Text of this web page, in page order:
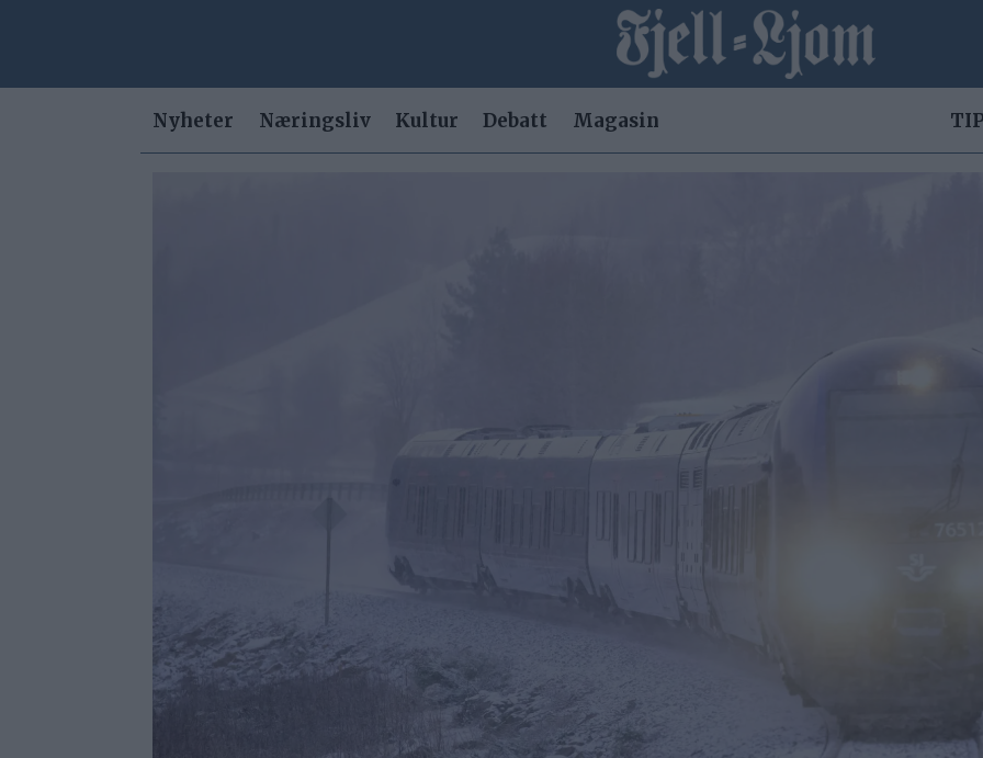
Nyheter Næringsliv Kultur Debatt Magasin